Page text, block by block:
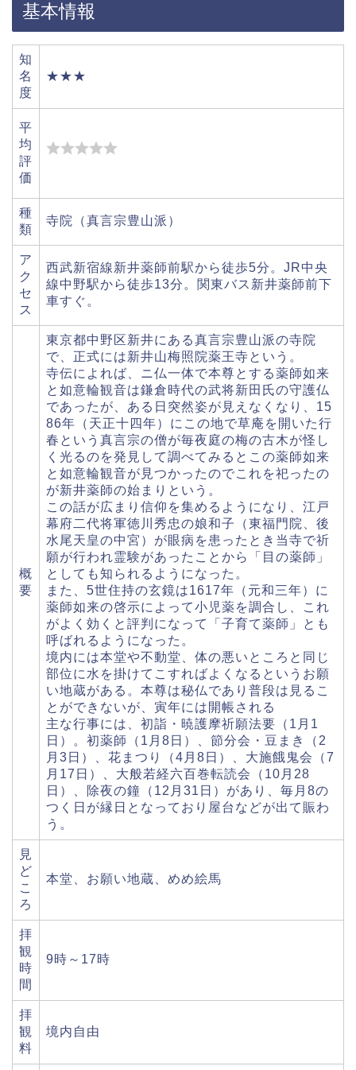
基本情報
知
名
度
★★★
平
均
評
価
種
類
寺院（真言宗豊山派）
ア
ク
セ
ス
西武新宿線新井薬師前駅から徒歩5分。JR中央
線中野駅から徒歩13分。関東バス新井薬師前下
車すぐ。
概
要
東京都中野区新井にある真言宗豊山派の寺院
で、正式には新井山梅照院薬王寺という。
寺伝によれば、ニ仏一体で本尊とする薬師如来
と如意輪観音は鎌倉時代の武将新田氏の守護仏
であったが、ある日突然姿が見えなくなり、15
86年（天正十四年）にこの地で草庵を開いた行
春という真言宗の僧が毎夜庭の梅の古木が怪し
く光るのを発見して調べてみるとこの薬師如来
と如意輪観音が見つかったのでこれを祀ったの
が新井薬師の始まりという。
この話が広まり信仰を集めるようになり、江戸
幕府二代将軍徳川秀忠の娘和子（東福門院、後
水尾天皇の中宮）が眼病を患ったとき当寺で祈
願が行われ霊験があったことから「目の薬師」
としても知られるようになった。
また、5世住持の玄鏡は1617年（元和三年）に
薬師如来の啓示によって小児薬を調合し、これ
がよく効くと評判になって「子育て薬師」とも
呼ばれるようになった。
境内には本堂や不動堂、体の悪いところと同じ
部位に水を掛けてこすればよくなるというお願
い地蔵がある。本尊は秘仏であり普段は見るこ
とができないが、寅年には開帳される
主な行事には、初詣・暁護摩祈願法要（1月1
日）。初薬師（1月8日）、節分会・豆まき（2
月3日）、花まつり（4月8日）、大施餓鬼会（7
月17日）、大般若経六百巻転読会（10月28
日）、除夜の鐘（12月31日）があり、毎月8の
つく日が縁日となっており屋台などが出て賑わ
う。
見
ど
こ
ろ
本堂、お願い地蔵、めめ絵馬
拝
観
時
間
9時～17時
拝
観
料
境内自由